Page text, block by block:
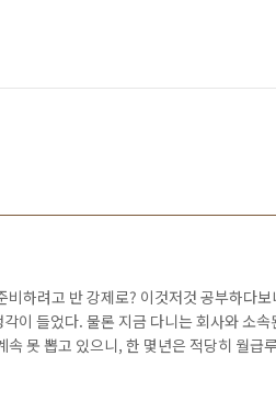
하려고 반 강제로? 이것저것 공부하다
이 들었다. 물론 지금 다니는 회사와 소속
못 뽑고 있으니, 한 몇년은 적당히 월급
낌"을 느낀 후로는 뭔가 변화가 필요한